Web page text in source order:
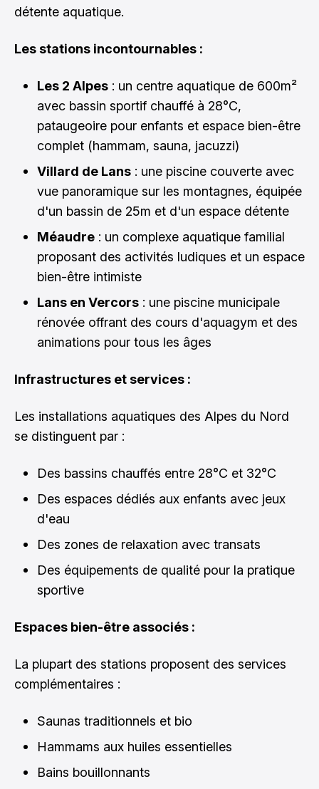
détente aquatique.
Les stations incontournables :
Les 2 Alpes : un centre aquatique de 600m²
avec bassin sportif chauffé à 28°C,
pataugeoire pour enfants et espace bien-être
complet (hammam, sauna, jacuzzi)
Villard de Lans : une piscine couverte avec
vue panoramique sur les montagnes, équipée
d'un bassin de 25m et d'un espace détente
Méaudre : un complexe aquatique familial
proposant des activités ludiques et un espace
bien-être intimiste
Lans en Vercors : une piscine municipale
rénovée offrant des cours d'aquagym et des
animations pour tous les âges
Infrastructures et services :
Les installations aquatiques des Alpes du Nord
se distinguent par :
Des bassins chauffés entre 28°C et 32°C
Des espaces dédiés aux enfants avec jeux
d'eau
Des zones de relaxation avec transats
Des équipements de qualité pour la pratique
sportive
Espaces bien-être associés :
La plupart des stations proposent des services
complémentaires :
Saunas traditionnels et bio
Hammams aux huiles essentielles
Bains bouillonnants